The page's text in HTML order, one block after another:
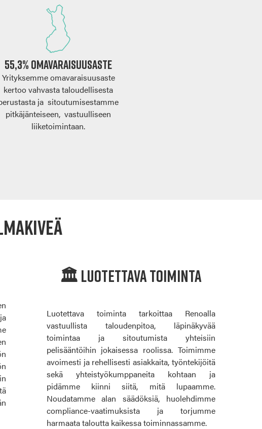
55,3% Omavaraisuusaste
Yrityksemme omavaraisuusaste
kertoo vahvasta taloudellisesta
ja sitoutumisestamme
pitkäjänteiseen, vastuulliseen
liiketoimintaan.
🏛️ Luotettava toiminta
Luotettava toiminta tarkoittaa Renoalla
vastuullista taloudenpitoa, läpinäkyvää
toimintaa ja sitoutumista yhteisiin
pelisääntöihin jokaisessa roolissa. Toimimme
avoimesti ja rehellisesti asiakkaita, työntekijöitä
sekä yhteistyökumppaneita kohtaan ja
pidämme kiinni siitä, mitä lupaamme.
Noudatamme alan säädöksiä, huolehdimme
compliance-vaatimuksista ja torjumme
harmaata taloutta kaikessa toiminnassamme.